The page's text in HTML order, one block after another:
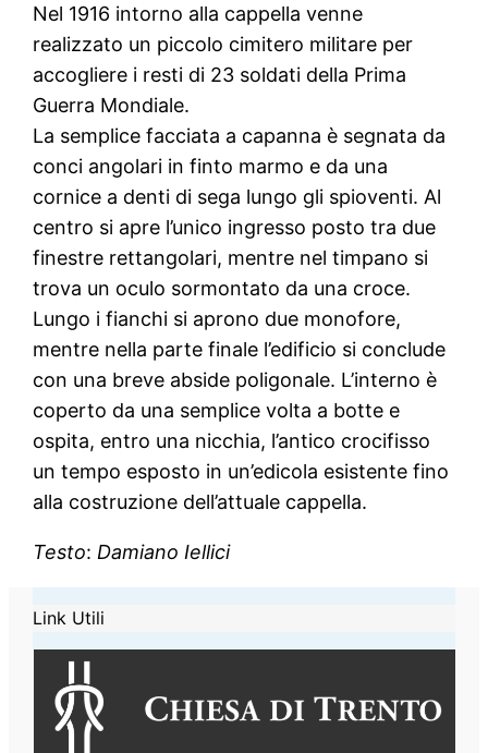
Nel 1916 intorno alla cappella venne
realizzato un piccolo cimitero militare per
accogliere i resti di 23 soldati della Prima
Guerra Mondiale.
La semplice facciata a capanna è segnata da
conci angolari in finto marmo e da una
cornice a denti di sega lungo gli spioventi. Al
centro si apre l’unico ingresso posto tra due
finestre rettangolari, mentre nel timpano si
trova un oculo sormontato da una croce.
Lungo i fianchi si aprono due monofore,
mentre nella parte finale l’edificio si conclude
con una breve abside poligonale. L’interno è
coperto da una semplice volta a botte e
ospita, entro una nicchia, l’antico crocifisso
un tempo esposto in un’edicola esistente fino
alla costruzione dell’attuale cappella.
Testo: Damiano Iellici
Link Utili